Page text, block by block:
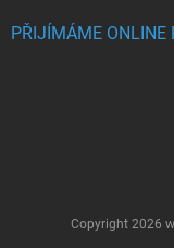
PŘIJÍMÁME ONLINE
Copyright 2026